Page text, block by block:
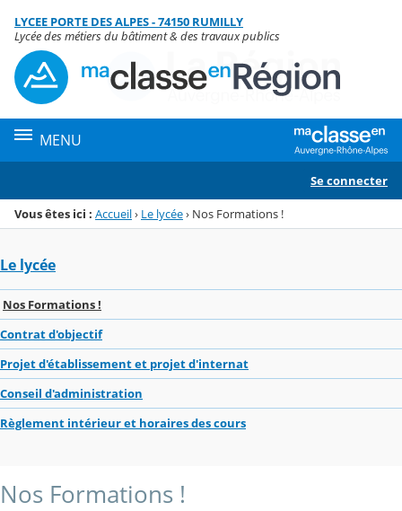
Menu de la rubrique
Contenu
LYCEE PORTE DES ALPES - 74150 RUMILLY
Lycée des métiers du bâtiment & des travaux publics
MENU
Se connecter
Vous êtes ici : Accueil› Le lycée› Nos Formations !
Le lycée
Nos Formations !
Contrat d'objectif
Projet d'établissement et projet d'internat
Conseil d'administration
Règlement intérieur et horaires des cours
Nos Formations !